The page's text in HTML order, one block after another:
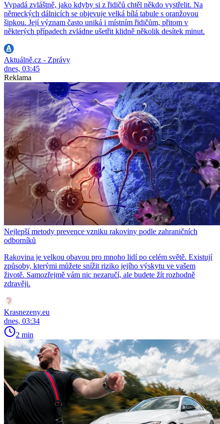
Vypadá zvláštně, jako kdyby si z řidičů chtěl někdo vystřelit. Na
německých dálnicích se objevuje velká bílá tabule s oranžovou
šipkou. Její význam často uniká i místním řidičům, přitom v
některých případech zvládne ušetřit klidně několik desítek minut.
Aktuálně.cz - Zprávy
dnes, 03:45
Reklama
Nejlepší metody prevence vzniku rakoviny podle zahraničních
odborníků
Rakovina je velkou obavou pro mnoho lidí po celém světě. Existují
způsoby, kterými můžete snížit riziko jejího výskytu ve vašem
životě. Samozřejmě vám nic nezaručí, ale budete žít rozhodně
zdravěji.
Krasnezeny.eu
dnes, 03:34
2 min